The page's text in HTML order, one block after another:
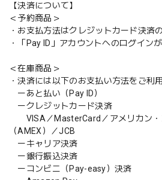
【決済について】
＜予約商品＞
・お支払方法はクレジットカード決済
・「Pay ID」アカウントへのログイン
＜在庫商品＞
・決済には以下のお支払い方法をご利
ーあと払い（Pay ID）
ークレジットカード決済
VISA／MasterCard／アメリカン・
（AMEX）／JCB
ーキャリア決済
ー銀行振込決済
ーコンビニ（Pay-easy）決済